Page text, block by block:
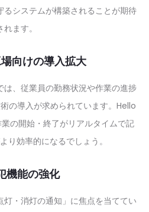
システムが構築されることが期待
れます。
向けの導入拡大
、従業員の勤務状況や作業の進捗
の導入が求められています。Hello
の開始・終了がリアルタイムで記
り効率的になるでしょう。
機能の強化
・消灯の通知」に焦点を当ててい